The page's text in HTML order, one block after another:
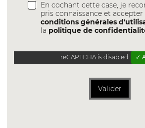
En cochant cette case, je
pris connaissance et accepter
conditions générales
la politique de
reCAPTCHA is disabled. ✓
Valider